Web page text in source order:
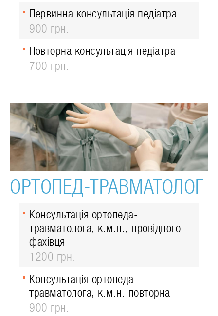
Первинна консультація педіатра
900 грн.
Повторна консультація педіатра
700 грн.
ОРТОПЕД-ТРАВМАТОЛОГ
Консультація ортопеда-
травматолога, к.м.н., провідного
фахівця
1200 грн.
Консультація ортопеда-
травматолога, к.м.н. повторна
900 грн.